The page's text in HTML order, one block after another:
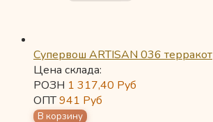
Супервош ARTISAN 036 терракот
Цена склада:
РОЗН 1 317,40 Руб
ОПТ941 Руб